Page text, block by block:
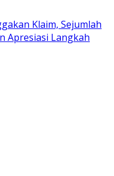
Klaim, Sejumlah
Apresiasi Langkah